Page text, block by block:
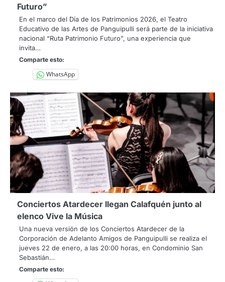
Futuro”
En el marco del Día de los Patrimonios 2026, el Teatro
Educativo de las Artes de Panguipulli será parte de la iniciativa
nacional “Ruta Patrimonio Futuro”, una experiencia que
invita…
Comparte esto:
WhatsApp
Conciertos Atardecer llegan Calafquén junto al
elenco Vive la Música
Una nueva versión de los Conciertos Atardecer de la
Corporación de Adelanto Amigos de Panguipulli se realiza el
jueves 22 de enero, a las 20:00 horas, en Condominio San
Sebastián…
Comparte esto: